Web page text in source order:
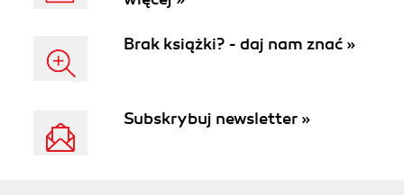
Brak książki? - daj nam znać »
Subskrybuj newsletter »